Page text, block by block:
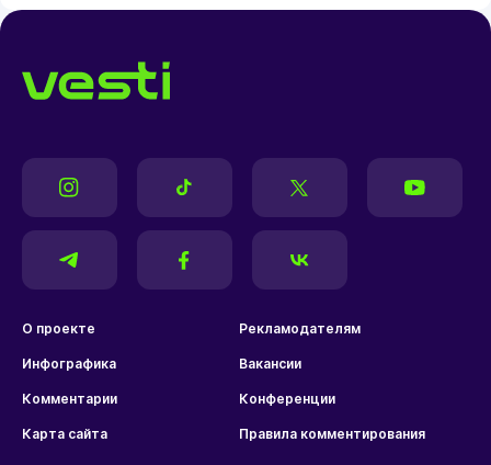
О проекте Рекламодателям
Инфографика Вакансии
Комментарии Конференции
Карта сайта Правила комментирования